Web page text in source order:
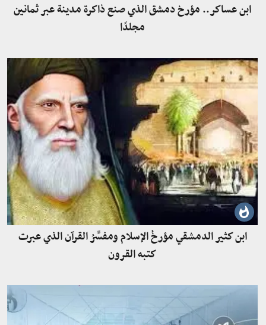
ابن عساكر.. مؤرخ دمشق الذي صنع ذاكرة مدينة عبر ثمانين
مجلدًا
ابن كثير الدمشقي مؤرخُ الإسلام ومفسِّرُ القرآن الذي عبرت
كتبه القرون